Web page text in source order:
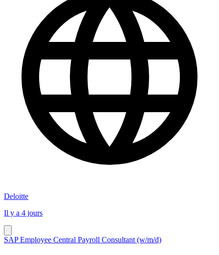
Deloitte
Il y a 4 jours
SAP Employee Central Payroll Consultant (w/m/d)